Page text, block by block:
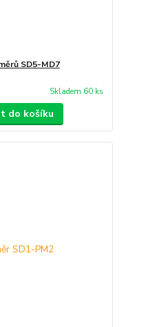
SD5-MD7
Skladem 60 ks
do košíku